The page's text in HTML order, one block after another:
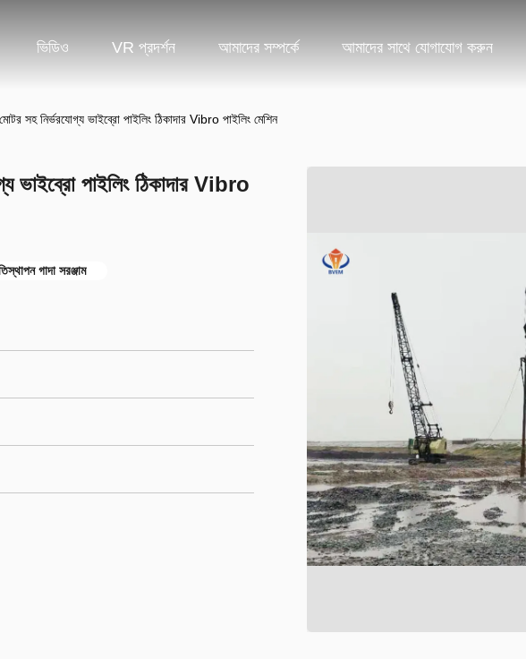
ভিডিও VR প্রদর্শন আমাদের সম্পর্কে আমাদের সাথে যোগাযোগ করুন
সহ নির্ভরযোগ্য ভাইব্রো পাইলিং ঠিকাদার Vibro পাইলিং মেশিন
ভাইব্রো পাইলিং ঠিকাদার Vibro
গাদা সরঞ্জাম